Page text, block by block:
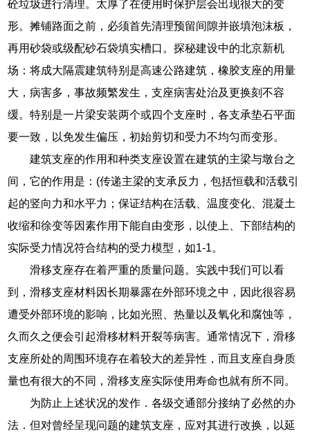
砼垃圾进行清理。太厚了在使用时保护层会出现很大的变
形。摊铺路面之前，必须首先清理预留间隙并嵌填泡沫板，
再用砂袋或级配砂石袋填实槽口。探秘建设中的北京新机
场：将成大隔震建筑特别是高速公路建筑，橡胶支座的用量
大，病害多，事故频繁发生，支座病害处治及更换刻不容
缓。特别是一片梁安装两个或四个支座时，各支承垫石平面
要一致，以免发生偏压，初始剪切和受力不均匀而变形。
建筑支座的作用和种类支座设置在建筑的主梁与墩台之
间，它的作用是：(传递主梁的支承反力，包括恒载和活载引
起的竖向力和水平力；保证结构在活载、温度变化、混凝土
收缩和徐变等因素作用下能自由变形，以使上、下部结构的
实际受力情况符合结构的受力模型，如1-1。
滑移支座存在着严重的质量问题。实践中我们可以看
到，滑移支座材料因长期暴露在外部环境之中，因此很容易
遭受外部环境的影响，比如光照、热量以及氧化和腐蚀等，
久而久之便会引起滑移材料开裂等病害。通常情况下，滑移
支座所处的周围环境存在着较大的差异性，而且支座自身质
量也有很大的不同，滑移支座实际使用寿命也就有所不同。
为防止上述状况的发作．各级交通部分接纳了必然的办
法．但对曾经呈现问题的建筑支座，应对其进行改换，以延